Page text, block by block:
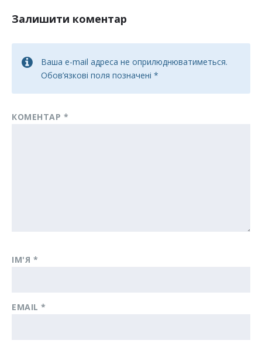
Залишити коментар
Ваша e-mail адреса не оприлюднюватиметься.
Обов’язкові поля позначені *
КОМЕНТАР*
ІМ'Я *
EMAIL*